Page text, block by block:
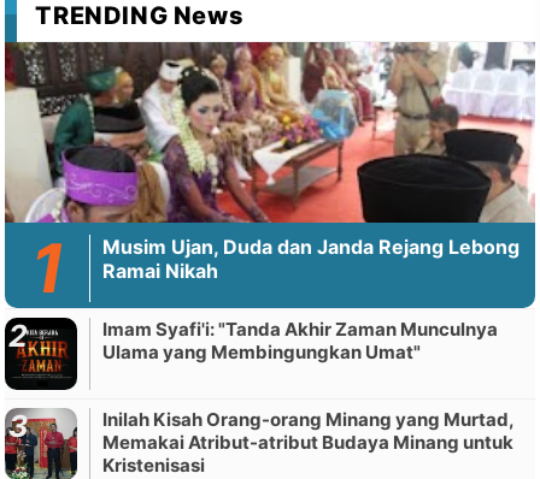
TRENDING News
Musim Ujan, Duda dan Janda Rejang Lebong
Ramai Nikah
Imam Syafi'i: "Tanda Akhir Zaman Munculnya
Ulama yang Membingungkan Umat"
Inilah Kisah Orang-orang Minang yang Murtad,
Memakai Atribut-atribut Budaya Minang untuk
Kristenisasi